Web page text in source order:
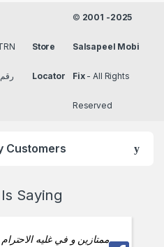
Store
Locator
© 2001 -2025
Salsapeel Mobi
Fix- All Rights
Reserved
Customers
Saying
ممتازين و في غليه الاحترام